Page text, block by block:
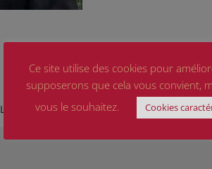
Les champs obligatoires sont indiqués avec
Ce site utilise des cookies pour
supposerons que cela vous convient,
vous le souhaitez.
Cookies